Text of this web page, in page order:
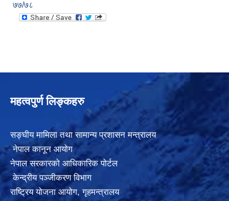
७७/७८
महत्वपुर्ण लिङ्कहरु
सङ्घीय मामिला तथा सामान्य प्रशासन मन्त्रालय
नेपाल कानून आयोग
नेपाल सरकारको आधिकारिक पोर्टल
केन्द्रीय पञ्जीकरण विभाग
राष्ट्रिय योजना आयोग,गृहमन्त्रालय